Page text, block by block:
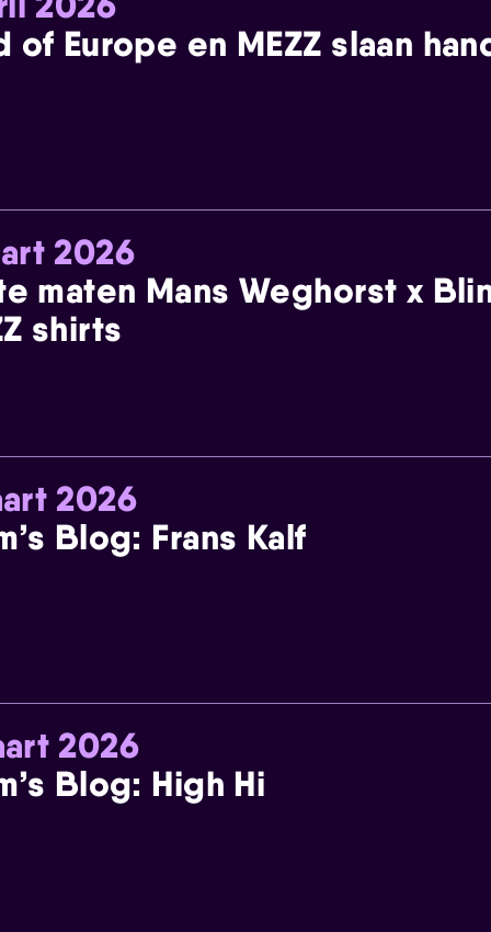
of Europe en MEZZ slaan
2026
maten Mans Weghorst x
shirts
2026
Blog: Frans Kalf
2026
Blog: High Hi